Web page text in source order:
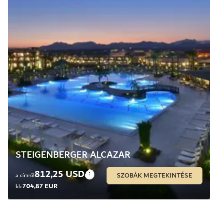
STEIGENBERGER ALCAZAR
a címről812,25 USD
kb.704,87 EUR
SZOBÁK MEGTEKINTÉSE